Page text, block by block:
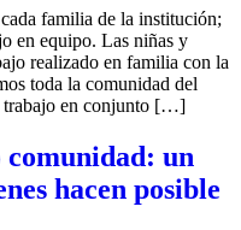
familia de la institución;
en equipo. Las niñas y
realizado en familia con la
toda la comunidad del
trabajo en conjunto […]
comunidad: un
hacen posible